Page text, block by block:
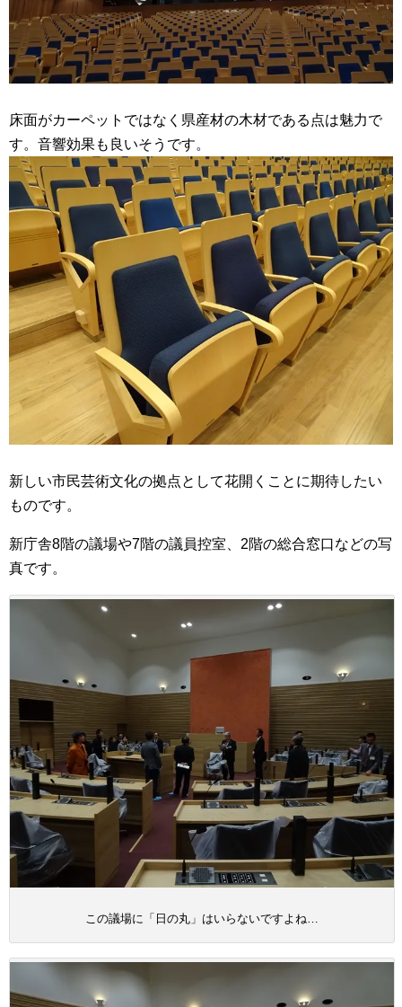
床面がカーペットではなく県産材の木材である点は魅力で
す。音響効果も良いそうです。
新しい市民芸術文化の拠点として花開くことに期待したい
ものです。
新庁舎8階の議場や7階の議員控室、2階の総合窓口などの写
真です。
この議場に「日の丸」はいらないですよね…